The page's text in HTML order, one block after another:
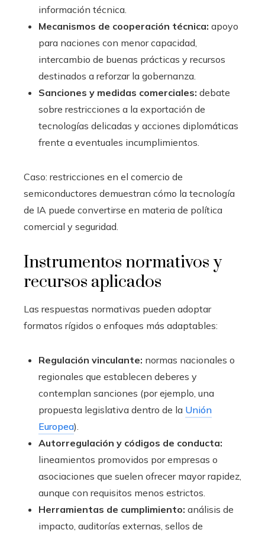
información técnica.
Mecanismos de cooperación técnica: apoyo
para naciones con menor capacidad,
intercambio de buenas prácticas y recursos
destinados a reforzar la gobernanza.
Sanciones y medidas comerciales: debate
sobre restricciones a la exportación de
tecnologías delicadas y acciones diplomáticas
frente a eventuales incumplimientos.
Caso: restricciones en el comercio de
semiconductores demuestran cómo la tecnología
de IA puede convertirse en materia de política
comercial y seguridad.
Instrumentos normativos y
recursos aplicados
Las respuestas normativas pueden adoptar
formatos rígidos o enfoques más adaptables:
Regulación vinculante: normas nacionales o
regionales que establecen deberes y
contemplan sanciones (por ejemplo, una
propuesta legislativa dentro de la Unión
Europea).
Autorregulación y códigos de conducta:
lineamientos promovidos por empresas o
asociaciones que suelen ofrecer mayor rapidez,
aunque con requisitos menos estrictos.
Herramientas de cumplimiento: análisis de
impacto, auditorías externas, sellos de